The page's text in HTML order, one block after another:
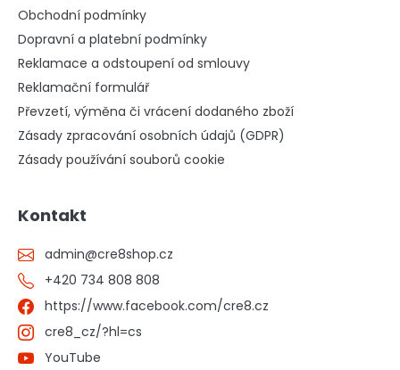
Obchodní podmínky
Dopravní a platební podmínky
Reklamace a odstoupení od smlouvy
Reklamační formulář
Převzetí, výměna či vrácení dodaného zboží
Zásady zpracování osobních údajů (GDPR)
Zásady používání souborů cookie
Kontakt
admin@cre8shop.cz
+420 734 808 808
https://www.facebook.com/cre8.cz
cre8_cz/?hl=cs
YouTube